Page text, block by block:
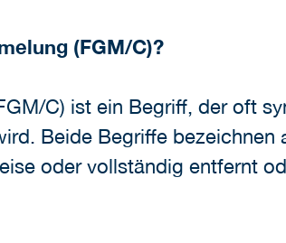
(FGM/C)?
C) ist ein Begriff, der oft
Beide Begriffe bezeichnen
oder vollständig entfernt